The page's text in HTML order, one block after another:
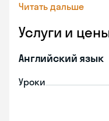
Читать дальше
Услуги и
Английский язык
Уроки